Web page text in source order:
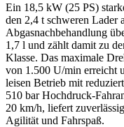
Ein 18,5 kW (25 PS)
den 2,4 t schweren Lader
Abgasnachbehandlung
1,7 l und zählt damit zu
Klasse. Das maximale
von 1.500 U/min erreicht
leisen Betrieb mit
510 bar Hochdruck-
20 km/h, liefert
Agilität und Fahrspaß.